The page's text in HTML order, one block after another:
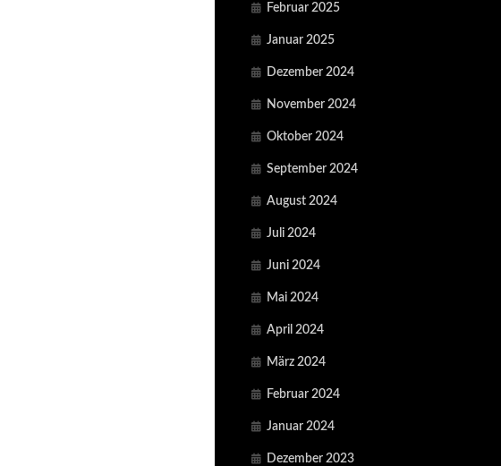
Februar 2025
Januar 2025
Dezember 2024
November 2024
Oktober 2024
September 2024
August 2024
Juli 2024
Juni 2024
Mai 2024
April 2024
März 2024
Februar 2024
Januar 2024
Dezember 2023